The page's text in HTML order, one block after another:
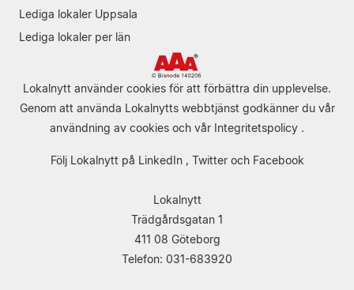
Lediga lokaler Uppsala
Lediga lokaler per län
Lokalnytt använder cookies för att förbättra din upplevelse.
Genom att använda Lokalnytts webbtjänst godkänner du vår
användning av cookies och vår Integritetspolicy .
Följ Lokalnytt på LinkedIn, Twitteroch Facebook
Lokalnytt
Trädgårdsgatan 1
411 08 Göteborg
Telefon: 031-683920